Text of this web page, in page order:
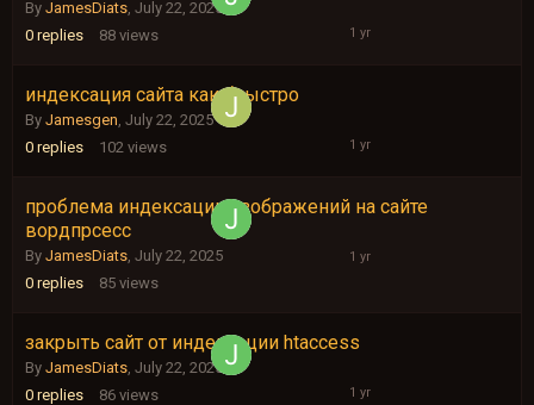
By JamesDiats, July 22, 2025
0 replies 88 views
индексация сайта как буыстро
By Jamesgen, July 22, 2025
0 replies 102 views
July
проблема индексации изображений на сайте
вордпрсесс
By JamesDiats, July 22, 2025
0 replies 85 views
July
закрыть сайт от индексации htaccess
By JamesDiats, July 22, 2025
0 replies 86 views
July